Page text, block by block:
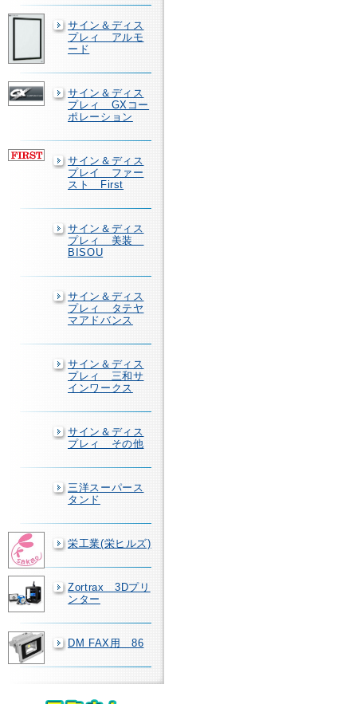
サイン＆ディス
プレィ アルモ
ード
サイン＆ディス
プレィ GXコー
ポレーション
サイン＆ディス
プレイ ファー
スト First
サイン＆ディス
プレィ 美装
BISOU
サイン＆ディス
プレィ タテヤ
マアドバンス
サイン＆ディス
プレィ 三和サ
インワークス
サイン＆ディス
プレィ その他
三洋スーパース
タンド
栄工業(栄ヒルズ)
Zortrax 3Dプリ
ンター
DM FAX用 86